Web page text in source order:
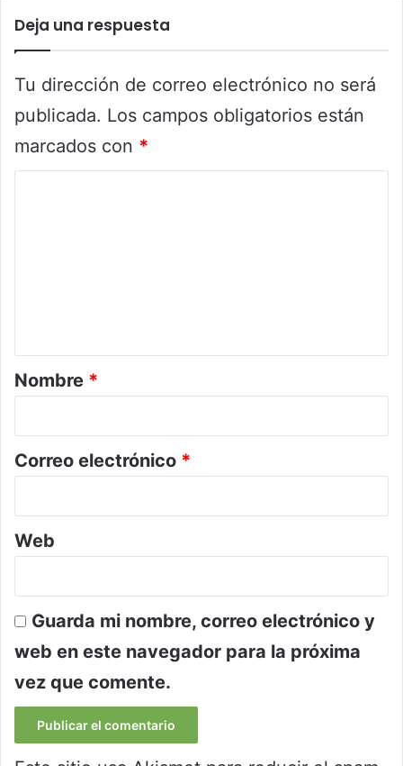
Deja una respuesta
Tu dirección de correo electrónico no será
publicada. Los campos obligatorios están
marcados con *
r
i
*
Nombre *
Correo electrónico *
Web
Guarda mi nombre, correo electrónico y
web en este navegador para la próxima
vez que comente.